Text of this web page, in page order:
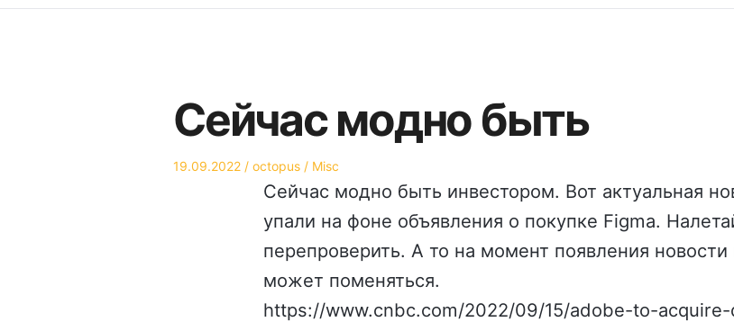
Сейчас модно быть
Опубликовано
19.09.2022 Автор
octopus
Опубликовано
Misc
Сейчас модно быть инвестором. Вот актуальная
упали на фоне объявления о покупке Figma.
перепроверить. А то на момент появления
может поменяться.
https://www.cnbc.com/2022/09/15/adobe-to-